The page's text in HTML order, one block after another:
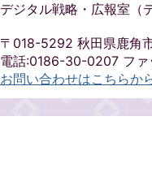
デジタル戦略・広報室（
〒018-5292 秋田県鹿角
電話:0186-30-0207 フ
お問い合わせはこちらか